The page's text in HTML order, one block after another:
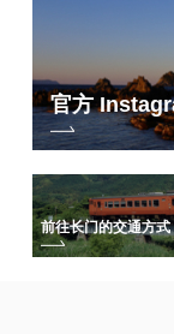
官方
前往长门的交通方式